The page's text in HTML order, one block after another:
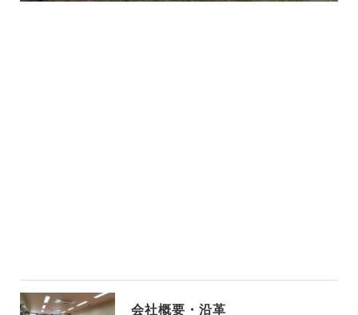
会社概要・沿革